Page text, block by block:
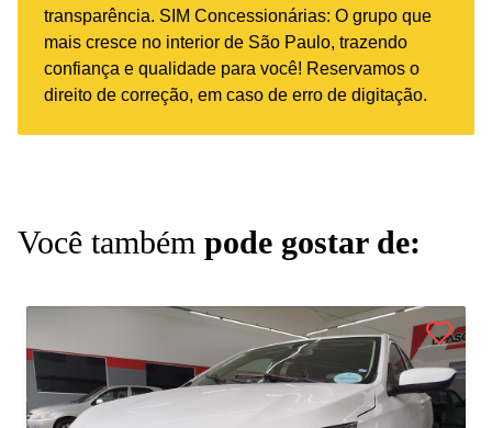
transparência. SIM Concessionárias: O grupo que
mais cresce no interior de São Paulo, trazendo
confiança e qualidade para você! Reservamos o
direito de correção, em caso de erro de digitação.
Você também pode gostar de: